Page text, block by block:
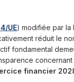
UE) modifiée par la
réduit le
fondamental
concernant
financier